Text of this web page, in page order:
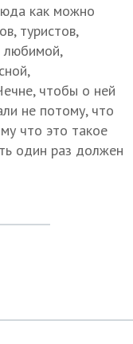
как можно
туристов,
любимой,
чтобы о ней
не потому, что
что это такое
один раз должен